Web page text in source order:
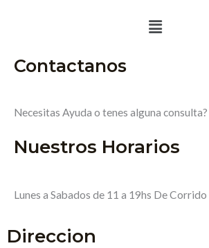
Menú
Contactanos
Necesitas Ayuda o tenes alguna consulta?
Nuestros Horarios
Lunes a Sabados de 11 a 19hs De Corrido
Direccion